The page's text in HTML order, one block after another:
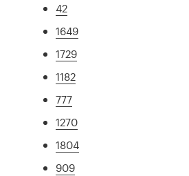
42
1649
1729
1182
777
1270
1804
909